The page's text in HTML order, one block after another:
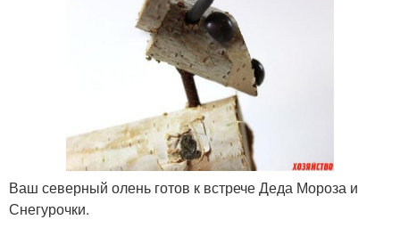
Ваш северный олень готов к встрече Деда Мороза и
Снегурочки.